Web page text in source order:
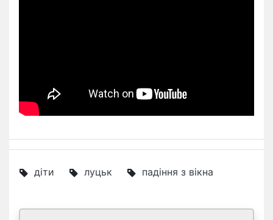
діти луцьк падіння з вікна